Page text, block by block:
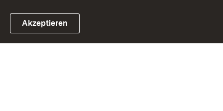
Link zum Landesportal
Akzeptieren